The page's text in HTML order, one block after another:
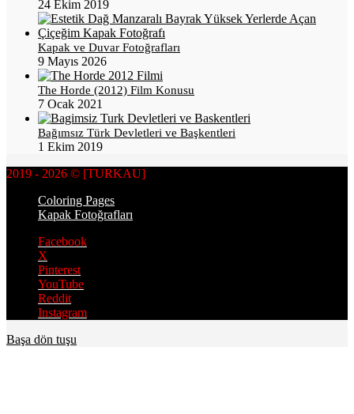
24 Ekim 2019
Kapak ve Duvar Fotoğrafları
9 Mayıs 2026
The Horde (2012) Film Konusu
7 Ocak 2021
Bağımsız Türk Devletleri ve Başkentleri
1 Ekim 2019
2019 - 2026 © [TURKAU]
Coloring Pages
Kapak Fotoğrafları
Facebook
X
Pinterest
YouTube
Reddit
Instagram
Başa dön tuşu